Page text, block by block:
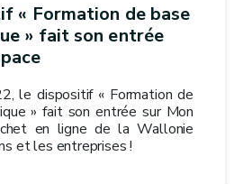
« Formation de base
» fait son entrée
le dispositif « Formation de
» fait son entrée sur Mon
en ligne de la Wallonie
et les entreprises !